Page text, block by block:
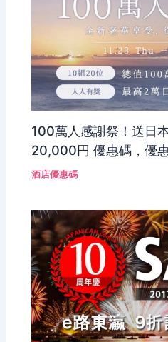
100萬人感謝祭！送日
20,000円 優惠碼，優
酒店優惠碼